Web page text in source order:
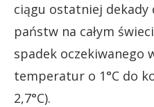
ciągu ostatniej dekady
państw na całym
spadek oczekiwanego
temperatur o 1°C do
2,7°C).